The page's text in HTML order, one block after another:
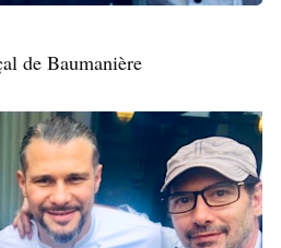
de Baumanière